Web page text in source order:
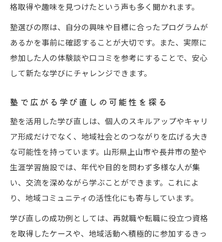
格取得や趣味を見つけたという声も多く聞かれます。
塾選びの際は、自分の興味や目標に合ったプログラムが
あるかを事前に確認することが大切です。また、実際に
参加した人の体験談や口コミを参考にすることで、安心
して新たな学びにチャレンジできます。
塾で広がる学び直しの可能性を探る
塾を活用した学び直しは、個人のスキルアップやキャリ
ア形成だけでなく、地域社会とのつながりを広げる大き
な可能性を持っています。山形県上山市や長井市の塾や
生涯学習施設では、年代や目的を問わず多様な人が集
い、交流を深めながら学ぶことができます。これによ
り、地域コミュニティの活性化にも寄与しています。
学び直しの成功例としては、再就職や転職に役立つ資格
を取得したケースや、地域活動へ積極的に参加するきっ